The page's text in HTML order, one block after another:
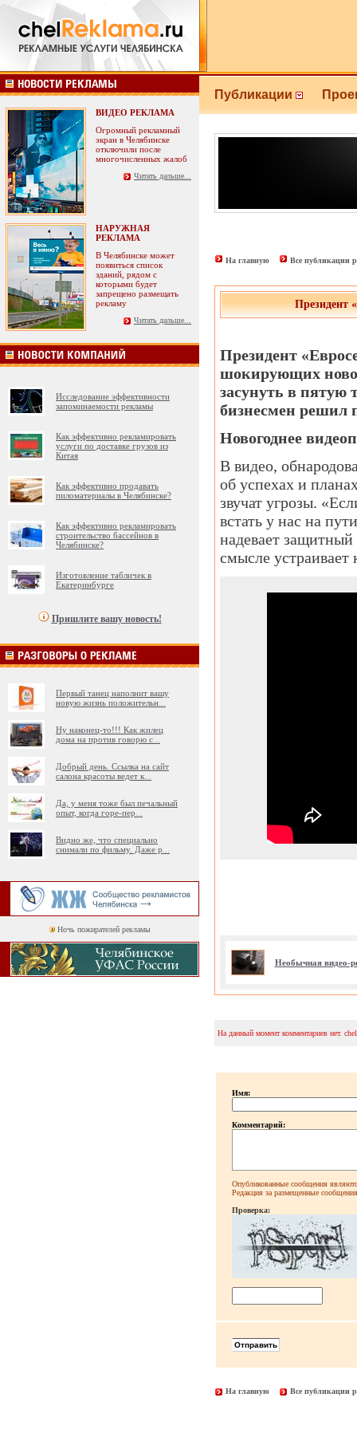
ВИДЕО РЕКЛАМА
Огромный рекламный
экран в Челябинске
отключили после
многочисленных жалоб
Читать дальше...
НАРУЖНАЯ
РЕКЛАМА
В Челябинске может
появиться список
зданий, рядом с
которыми будет
запрещено размещать
рекламу
Читать дальше...
Исследование эффективности
запоминаемости рекламы
Как эффективно рекламировать
услуги по доставке грузов из
Китая
Как эффективно продавать
пиломатериалы в Челябинске?
Как эффективно рекламировать
строительство бассейнов в
Челябинске?
Изготовление табличек в
Екатеринбурге
Пришлите вашу новость!
Первый танец наполнит вашу
новую жизнь положительн
Ну наконец-то!!! Как жилец
дома на против говорю с
Добрый день. Ссылка на сайт
салона красоты ведет к
Да, у меня тоже был печальный
опыт, когда горе-пер
Видно же, что специально
снимали по фильму. Даже р
Ночь пожирателей рекламы
Публикации
На главную Все публикации
Президент
Президент
шокирующих
засунуть в пятую
бизнесмен решил
Новогоднее
В видео,
об успехах и
звучат угрозы.
встать у нас на
надевает
смысле
Необычная видео-
На данный момент комментариев нет.
Имя:
Комментарий:
Опубликованные сообщения
Редакция за размещенные сообщения
Проверка:
На главную Все публикации